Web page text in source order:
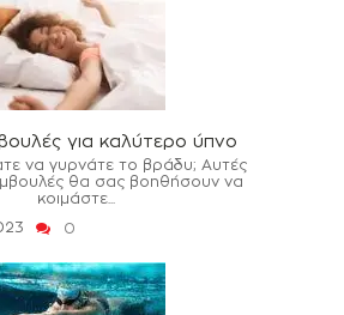
για καλύτερο ύπνο
να γυρνάτε το βράδυ; Αυτές
θα σας βοηθήσουν να
κοιμάστε...
0